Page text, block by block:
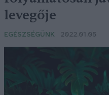
levegője
EGÉSZSÉGÜNK 2022.01.05